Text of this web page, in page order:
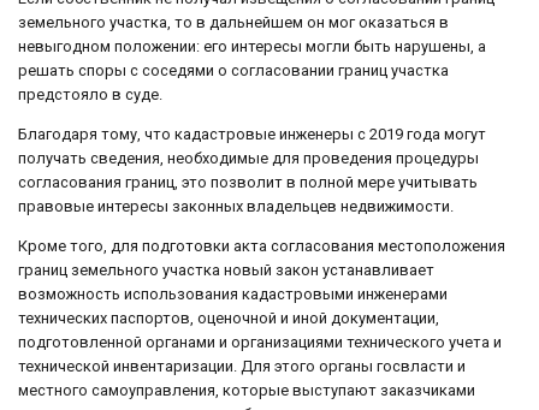
земельного участка, то в дальнейшем он мог оказаться в
невыгодном положении: его интересы могли быть нарушены, а
решать споры с соседями о согласовании границ участка
предстояло в суде.
Благодаря тому, что кадастровые инженеры с 2019 года могут
получать сведения, необходимые для проведения процедуры
согласования границ, это позволит в полной мере учитывать
правовые интересы законных владельцев недвижимости.
Кроме того, для подготовки акта согласования местоположения
границ земельного участка новый закон устанавливает
возможность использования кадастровыми инженерами
технических паспортов, оценочной и иной документации,
подготовленной органами и организациями технического учета и
технической инвентаризации. Для этого органы госвласти и
местного самоуправления, которые выступают заказчиками